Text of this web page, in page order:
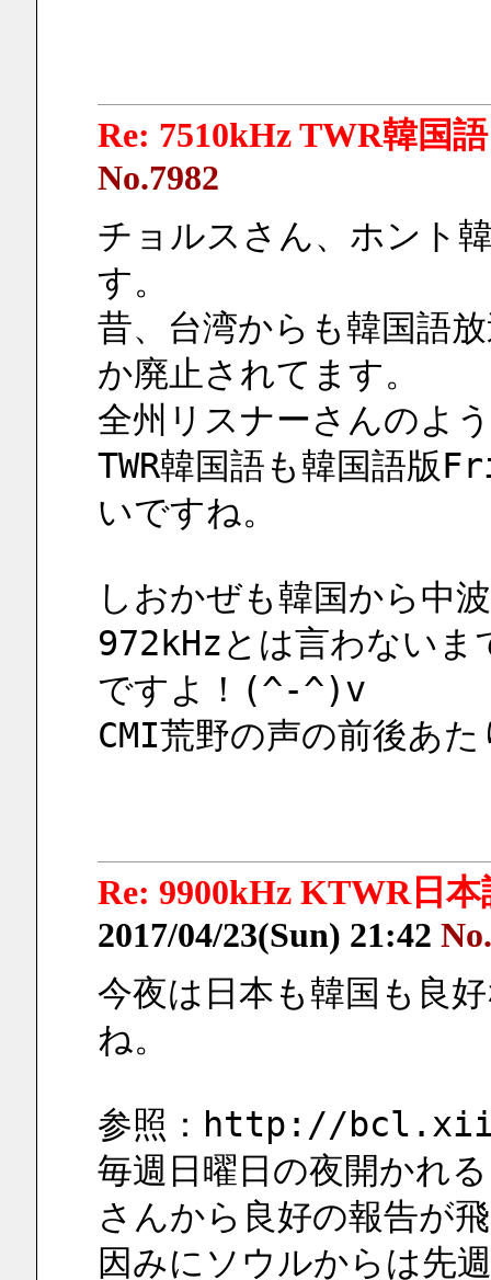
Re: 7510kHz TWR韓国語
No.7982
チョルスさん、ホント
す。
昔、台湾からも韓国語
か廃止されてます。
全州リスナーさんのよ
TWR韓国語も韓国語
いですね。
しおかぜも韓国から中
972kHzとは言わない
ですよ！(^-^)v
CMI荒野の声の前後あ
Re: 9900kHz KTWR日
2017/04/23(Sun) 21:42
今夜は日本も韓国も良
ね。
参照：http://
毎週日曜日の夜開かれ
さんから良好の報告が
因みにソウルからは先